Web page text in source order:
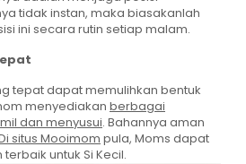
tidak instan, maka biasakanlah
ini secara rutin setiap malam.
tepat dapat memulihkan bentuk
menyediakan berbagai
dan menyusui. Bahannya aman
situs Mooimom pula, Moms dapat
untuk Si Kecil.